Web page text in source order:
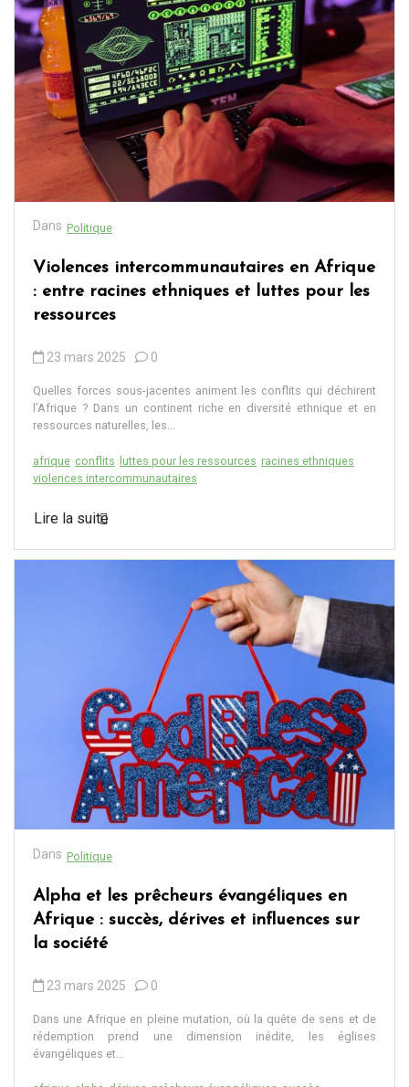
Dans Politique
Violences intercommunautaires en Afrique
: entre racines ethniques et luttes pour les
ressources
23 mars 2025 0
Quelles forces sous-jacentes animent les conflits qui déchirent
l’Afrique ? Dans un continent riche en diversité ethnique et en
ressources naturelles, les...
afrique conflits luttes pour les ressources racines ethniques
violences intercommunautaires
Lire la suite
Dans Politique
Alpha et les prêcheurs évangéliques en
Afrique : succès, dérives et influences sur
la société
23 mars 2025 0
Dans une Afrique en pleine mutation, où la quête de sens et de
rédemption prend une dimension inédite, les églises
évangéliques et...